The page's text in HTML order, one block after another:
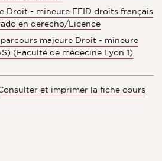
Droit - mineure EEID droits français
en derecho/Licence
majeure Droit - mineure
(Faculté de médecine Lyon 1)
et imprimer la fiche cours